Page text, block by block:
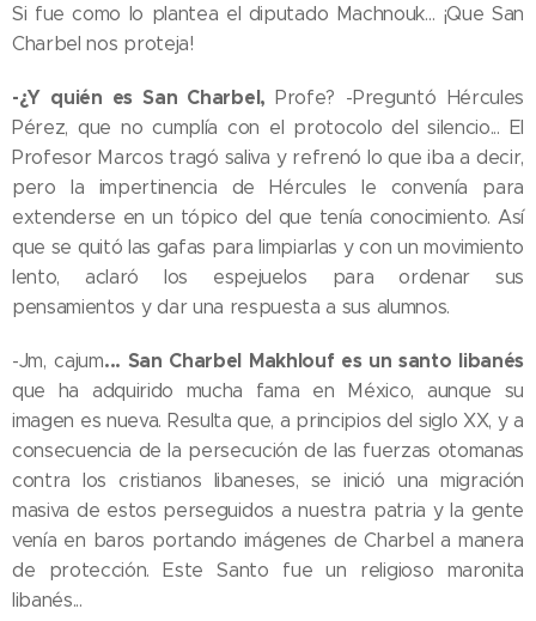
Si fue como lo plantea el diputado Machnouk... ¡Que San
Charbel nos proteja!
-¿Y quién es San Charbel,Profe? -Preguntó Hércules
Pérez, que no cumplía con el protocolo del silencio... El
Profesor Marcos tragó saliva y refrenó lo que iba a decir,
pero la impertinencia de Hércules le convenía para
extenderse en un tópico del que tenía conocimiento. Así
que se quitó las gafas para limpiarlas y con un movimiento
lento, aclaró los espejuelos para ordenar sus
pensamientos y dar una respuesta a sus alumnos.
-Jm, cajum... San Charbel Makhlouf es un santo libanés
que ha adquirido mucha fama en México, aunque su
imagen es nueva. Resulta que, a principios del siglo XX, y a
consecuencia de la persecución de las fuerzas otomanas
contra los cristianos libaneses, se inició una migración
masiva de estos perseguidos a nuestra patria y la gente
venía en baros portando imágenes de Charbel a manera
de protección. Este Santo fue un religioso maronita
libanés...